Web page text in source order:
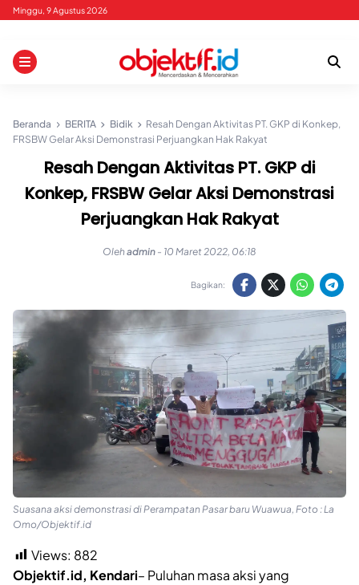
Skip
content
Minggu, 9 Agustus 2026
Beranda BERITA Bidik
Resah Dengan Aktivitas PT. GKP di Konkep,
FRSBW Gelar Aksi Demonstrasi Perjuangkan Hak Rakyat
Resah Dengan Aktivitas PT. GKP di
Konkep, FRSBW Gelar Aksi Demonstrasi
Perjuangkan Hak Rakyat
Olehadmin - 10 Maret 2022, 06:18
Bagikan:
Suasana aksi demonstrasi di Perampatan Pasar baru Wuawua, Foto : La
Omo/Objektif.id
Views: 882
Objektif.id, Kendari– Puluhan masa aksi yang